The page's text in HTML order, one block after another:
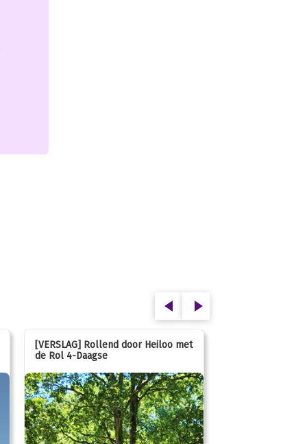
[VERSLAG] Rollend door Heiloo met
de Rol 4-Daagse